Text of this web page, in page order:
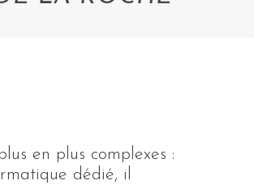
en plus complexes :
dédié, il